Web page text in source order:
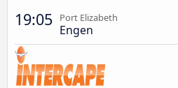
19:05 Port Elizabeth
Engen